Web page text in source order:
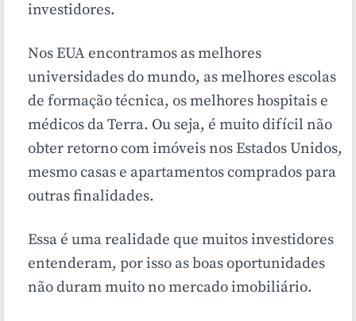
investidores.
Nos EUA encontramos as melhores
universidades do mundo, as melhores escolas
de formação técnica, os melhores hospitais e
médicos da Terra. Ou seja, é muito difícil não
obter retorno com imóveis nos Estados Unidos,
mesmo casas e apartamentos comprados para
outras finalidades.
Essa é uma realidade que muitos investidores
entenderam, por isso as boas oportunidades
não duram muito no mercado imobiliário.